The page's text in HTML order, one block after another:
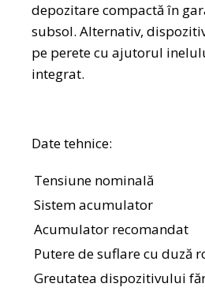
depozitare compactă în
subsol. Alternativ,
pe perete cu ajutorul
integrat.
Date tehnice:
Tensiune nominală
Sistem acumulator
Acumulator recomandat
Putere de suflare cu duză
Greutatea dispozitivului